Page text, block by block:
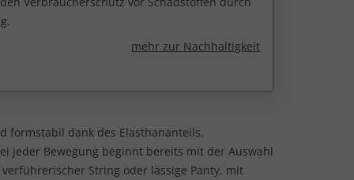
mehr zur Nachhaltigkeit
formstabil dank des Elasthananteils.
jeder Bewegung beginnt bereits mit der Auswahl
String oder lässige Panty, mit